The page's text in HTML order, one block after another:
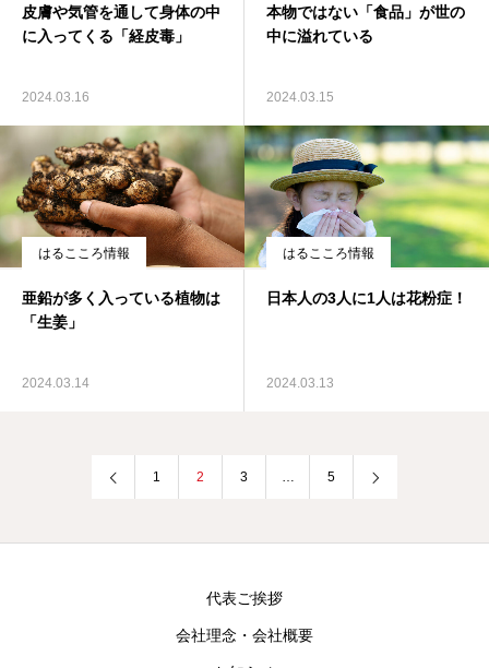
皮膚や気管を通して身体の中
に入ってくる「経皮毒」
2024.03.16
本物ではない「食品」が世の
中に溢れている
2024.03.15
はるこころ情報
亜鉛が多く入っている植物は
「生姜」
2024.03.14
はるこころ情報
日本人の3人に1人は花粉症！
2024.03.13
1 2 3 5
代表ご挨拶
会社理念・会社概要